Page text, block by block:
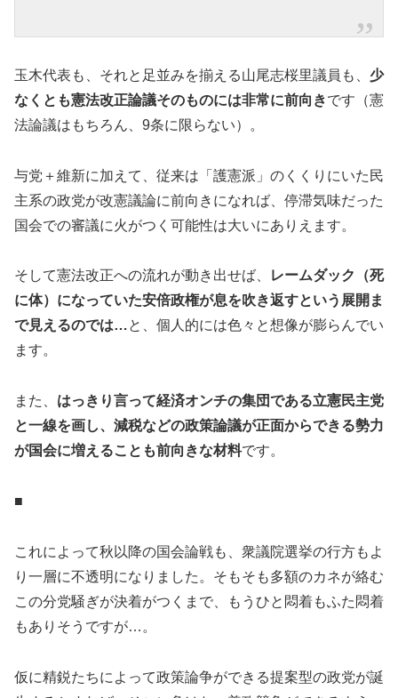
玉木代表も、それと足並みを揃える山尾志桜里議員も、 少
なくとも憲法改正論議そのものには非常に前向きです（憲
法論議はもちろん、9条に限らない）。
与党＋維新に加えて、従来は「護憲派」のくくりにいた民
主系の政党が改憲議論に前向きになれば、停滞気味だった
国会での審議に火がつく可能性は大いにありえます。
そして憲法改正への流れが動き出せば、
レームダック（死
に体）になっていた安倍政権が息を吹き返すという展開ま
で見えるのでは…と、個人的には色々と想像が膨らんでい
ます。
また、 はっきり言って経済オンチの集団である立憲民主党
と一線を画し、減税などの政策論議が正面からできる勢力
が国会に増えることも前向きな材料です。
■
これによって秋以降の国会論戦も、衆議院選挙の行方もよ
り一層に不透明になりました。そもそも多額のカネが絡む
この分党騒ぎが決着がつくまで、もうひと悶着もふた悶着
もありそうですが…。
仮に精鋭たちによって政策論争ができる提案型の政党が誕